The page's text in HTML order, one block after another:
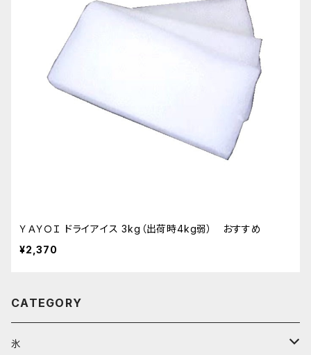
ＹＡＹＯＩ ドライアイス 3kg（出荷時4kg弱） おすすめ
¥2,370
CATEGORY
氷